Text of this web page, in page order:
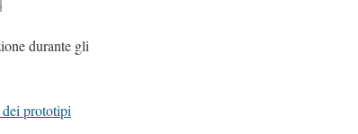
durante gli
prototipi